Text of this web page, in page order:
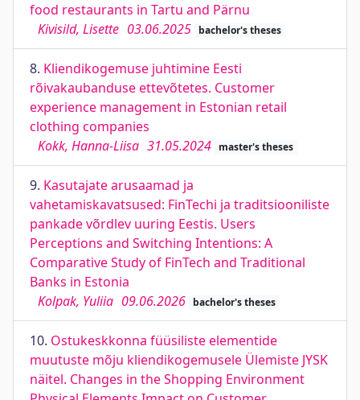
food restaurants in Tartu and Pärnu
Kivisild, Lisette 03.06.2025 bachelor's theses
8. Kliendikogemuse juhtimine Eesti
rõivakaubanduse ettevõtetes. Customer
experience management in Estonian retail
clothing companies
Kokk, Hanna-Liisa 31.05.2024 master's theses
9. Kasutajate arusaamad ja
vahetamiskavatsused: FinTechi ja traditsiooniliste
pankade võrdlev uuring Eestis. Users
Perceptions and Switching Intentions: A
Comparative Study of FinTech and Traditional
Banks in Estonia
Kolpak, Yuliia 09.06.2026 bachelor's theses
10. Ostukeskkonna füüsiliste elementide
muutuste mõju kliendikogemusele Ülemiste JYSK
näitel. Changes in the Shopping Environment